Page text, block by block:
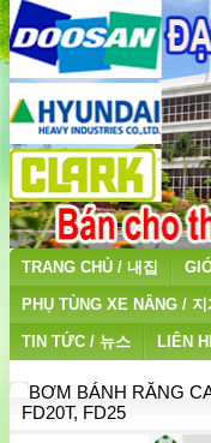
TRANG CHỦ / 내집
PHỤ TÙNG XE NÂNG /
TIN TỨC / 뉴스 LIÊN
BƠM BÁNH RĂNG
FD20T, FD25